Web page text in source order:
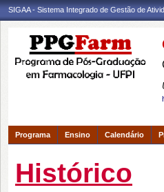
SIGAA - Sistema Integrado de Gestão de
Programa Ensino Calendário
Histórico